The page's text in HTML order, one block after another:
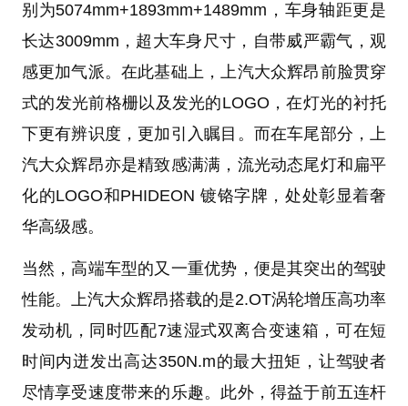
别为5074mm+1893mm+1489mm，车身轴距更是
长达3009mm，超大车身尺寸，自带威严霸气，观
感更加气派。在此基础上，上汽大众辉昂前脸贯穿
式的发光前格栅以及发光的LOGO，在灯光的衬托
下更有辨识度，更加引入瞩目。而在车尾部分，上
汽大众辉昂亦是精致感满满，流光动态尾灯和扁平
化的LOGO和PHIDEON 镀铬字牌，处处彰显着奢
华高级感。
当然，高端车型的又一重优势，便是其突出的驾驶
性能。上汽大众辉昂搭载的是2.OT涡轮增压高功率
发动机，同时匹配7速湿式双离合变速箱，可在短
时间内迸发出高达350N.m的最大扭矩，让驾驶者
尽情享受速度带来的乐趣。此外，得益于前五连杆